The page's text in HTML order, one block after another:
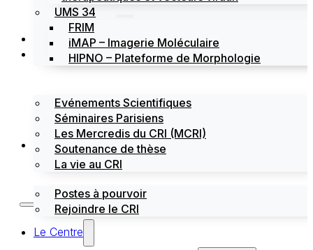
UMS 34
FRIM
iMAP – Imagerie Moléculaire
HIPNO – Plateforme de Morphologie
Actualités
Évènements
Evénements Scientifiques
Séminaires Parisiens
Les Mercredis du CRI (MCRI)
Soutenance de thèse
La vie au CRI
Emploi / stages
Postes à pourvoir
Rejoindre le CRI
Le Centre